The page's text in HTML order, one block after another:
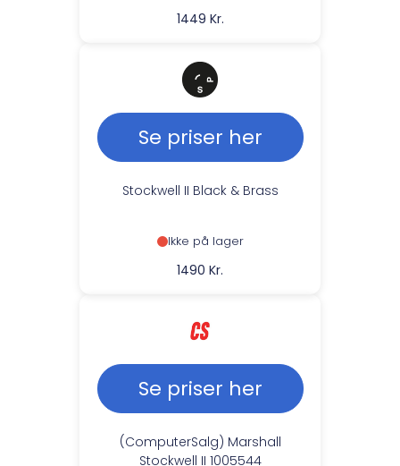
1449 Kr.
Se priser her
Stockwell II Black & Brass
Ikke på lager
1490 Kr.
Se priser her
(ComputerSalg) Marshall
Stockwell II 1005544